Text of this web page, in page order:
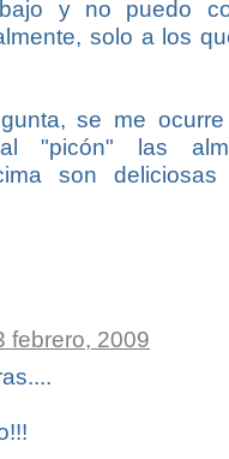
y no puedo
solo a los
se me
"picón" las
son
febrero, 2009